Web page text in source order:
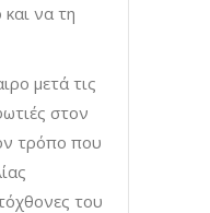
να τη
μετά τις
στον
τρόπο που
του